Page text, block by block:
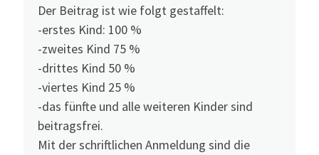
Der Beitrag ist wie folgt gestaffelt:
-erstes Kind: 100 %
-zweites Kind 75 %
-drittes Kind 50 %
-viertes Kind 25 %
-das fünfte und alle weiteren Kinder sind
beitragsfrei.
Mit der schriftlichen Anmeldung sind die